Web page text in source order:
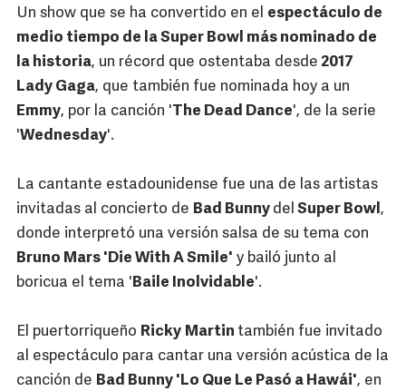
Un show que se ha convertido en el espectáculo de
medio tiempo de la Super Bowl más nominado de
la historia, un récord que ostentaba desde 2017
Lady Gaga, que también fue nominada hoy a un
Emmy, por la canción 'The Dead Dance', de la serie
'Wednesday'.
La cantante estadounidense fue una de las artistas
invitadas al concierto de Bad Bunny del Super Bowl,
donde interpretó una versión salsa de su tema con
Bruno Mars 'Die With A Smile' y bailó junto al
boricua el tema 'Baile Inolvidable'.
El puertorriqueño Ricky Martin también fue invitado
al espectáculo para cantar una versión acústica de la
canción de Bad Bunny 'Lo Que Le Pasó a Hawái', en